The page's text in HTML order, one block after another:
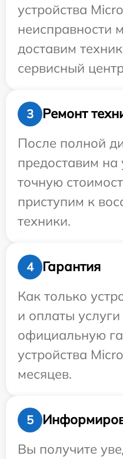
устройства
неисправности
доставим
сервисный
3
Ремонт
После полной
предоставим на
точную
приступим к
техники.
4
Гарантия
Как только
и оплаты
официальную
устройства
месяцев.
5
Вы получите